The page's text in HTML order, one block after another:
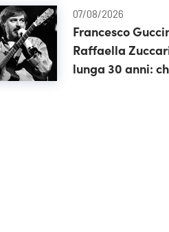
07/08/2026
Francesco
Raffaella
lunga 30 anni: